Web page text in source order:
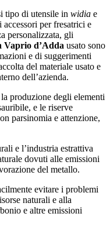
tipo di utensile in widia e
per fresatrici e
personalizzata, gli
d’Adda usato sono
e di suggerimenti
del materiale usato e
dell’azienda.
produzione degli elementi
e le riserve
parsinomia e attenzione,
e l’industria estrattiva
dovuti alle emissioni
del metallo.
evitare i problemi
naturali e alla
e altre emissioni